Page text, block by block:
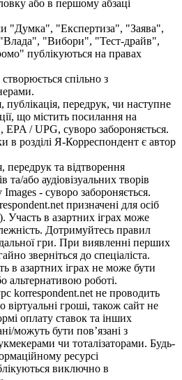
або в першому абзаці
"Думка", "Експертиза", "Заява",
"Вибори", "Тест-драйв",
публікуються на правах
спільно з
публікація, передрук, чи наступне
що містить посилання на
EPA / UPG, суворо забороняється.
в розділі Я-Корреспондент є автор
передрук та відтворення
та/або аудіовізуальних творів
- суворо забороняється.
призначені для осіб
Участь в азартних іграх може
Дотримуйтесь правил
гри. При виявленні перших
зверніться до спеціаліста.
в азартних іграх не може бути
альтернативою роботі.
korrespondent.net не проводить
віртуальні гроші, також сайт не
оплату ставок та інших
можуть бути пов’язані з
чи тоталізаторами. Будь-
ресурсі
виключно в